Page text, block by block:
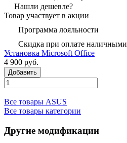
Нашли дешевле?
Товар участвует в акции
Программа лояльности
Скидка при оплате наличными
Установка Microsoft Office
4 900 руб.
Добавить
Все товары ASUS
Все товары категории
Другие модификации